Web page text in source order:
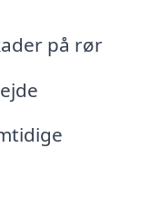
på rør